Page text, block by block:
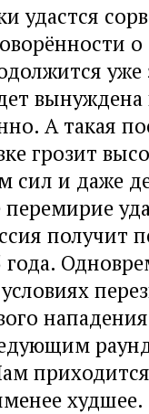
удастся
о
А такая
грозит
сил и даже
получит
года.
худшее.